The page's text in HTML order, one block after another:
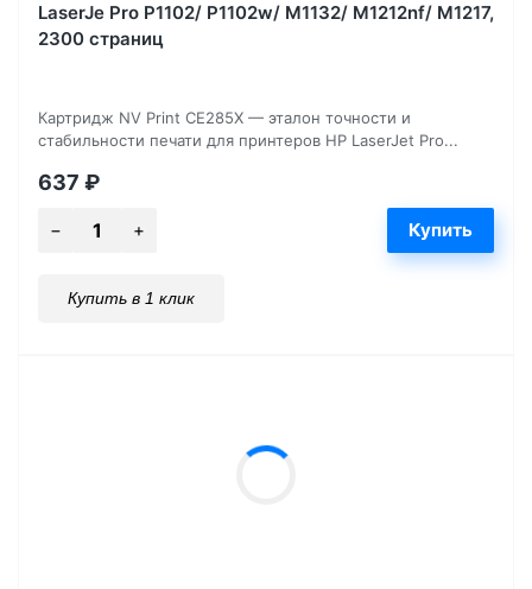
LaserJe Pro P1102/ P1102w/ M1132/ M1212nf/ М1217,
2300 страниц
Картридж NV Print CE285X — эталон точности и
стабильности печати для принтеров HP LaserJet Pro...
637 ₽
Купить в 1 клик